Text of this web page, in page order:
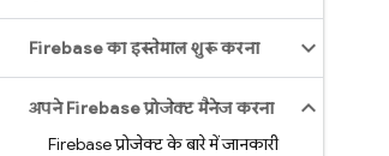
Firebase का इस्तेमाल शुरू करना
अपने Firebase प्रोजेक्ट मैनेज करना
Firebase प्रोजेक्ट के बारे में जानकारी